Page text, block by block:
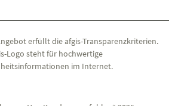
erfüllt die afgis-Transparenzkriterien.
Logo steht für hochwertige
im Internet.